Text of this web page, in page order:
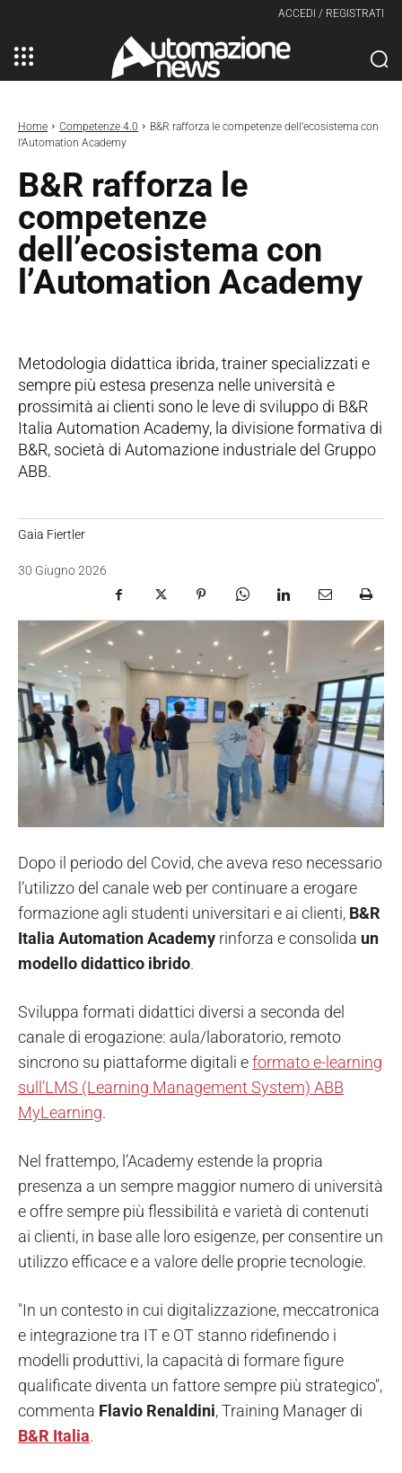
ACCEDI / REGISTRATI
Home Competenze 4.0
B&R rafforza le competenze dell’ecosistema con
l’Automation Academy
B&R rafforza le
competenze
dell’ecosistema con
l’Automation Academy
Metodologia didattica ibrida, trainer specializzati e
sempre più estesa presenza nelle università e
prossimità ai clienti sono le leve di sviluppo di B&R
Italia Automation Academy, la divisione formativa di
B&R, società di Automazione industriale del Gruppo
ABB.
Gaia Fiertler
30 Giugno 2026
Dopo il periodo del Covid, che aveva reso necessario
l’utilizzo del canale web per continuare a erogare
formazione agli studenti universitari e ai clienti, B&R
Italia Automation Academy rinforza e consolida un
modello didattico ibrido.
Sviluppa formati didattici diversi a seconda del
canale di erogazione: aula/laboratorio, remoto
sincrono su piattaforme digitali eformato e-learning
sull’LMS (Learning Management System) ABB
MyLearning.
Nel frattempo, l’Academy estende la propria
presenza a un sempre maggior numero di università
e offre sempre più flessibilità e varietà di contenuti
ai clienti, in base alle loro esigenze, per consentire un
utilizzo efficace e a valore delle proprie tecnologie.
"In un contesto in cui digitalizzazione, meccatronica
e integrazione tra IT e OT stanno ridefinendo i
modelli produttivi, la capacità di formare figure
qualificate diventa un fattore sempre più strategico",
commenta Flavio Renaldini, Training Manager di
B&R Italia.